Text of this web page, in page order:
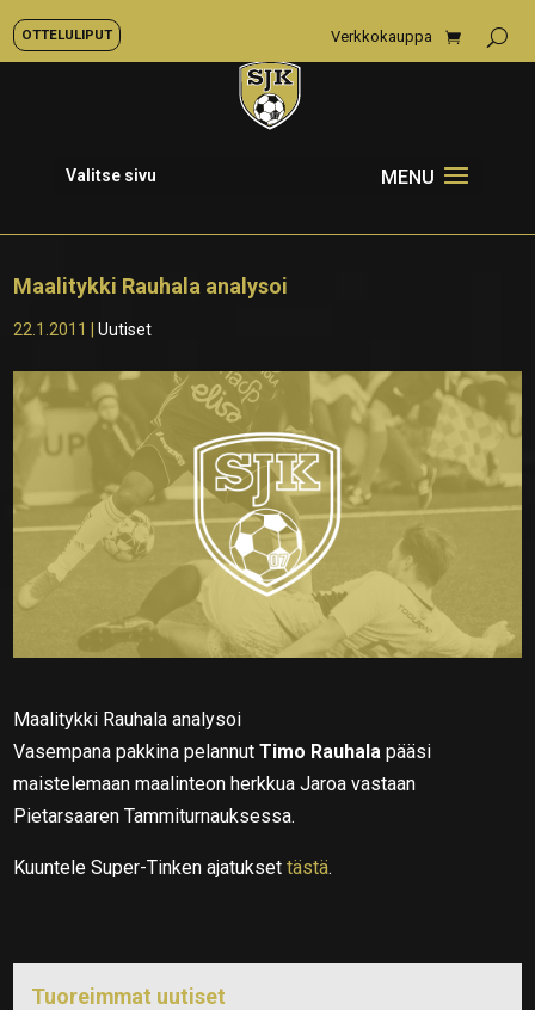
OTTELULIPUT Verkkokauppa
Valitse sivu
Maalitykki Rauhala analysoi
22.1.2011 |Uutiset
Maalitykki Rauhala analysoi
Vasempana pakkina pelannutTimo Rauhala pääsi
maistelemaan maalinteon herkkua Jaroa vastaan
Pietarsaaren Tammiturnauksessa.
Kuuntele Super-Tinken ajatuksettästä.
Tuoreimmat uutiset